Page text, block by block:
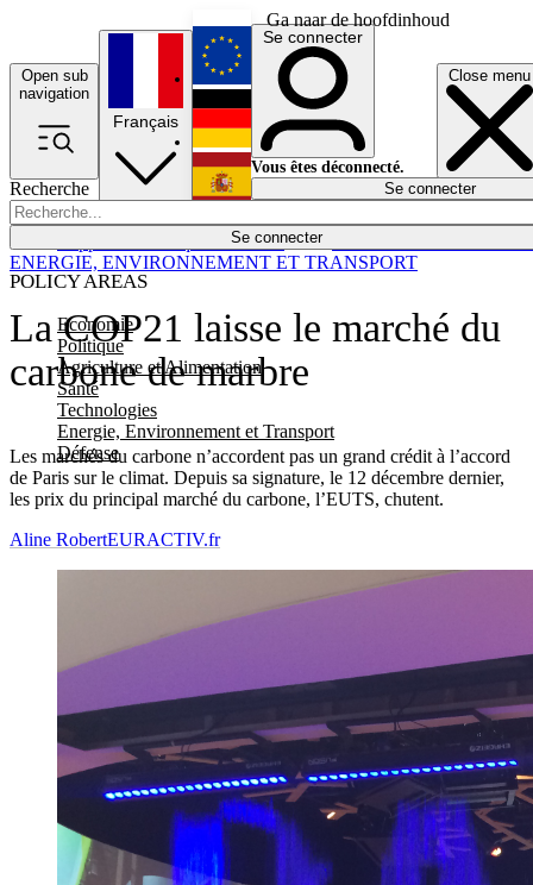
Ga naar de hoofdinhoud
Open sub
navigation
Close menu
Recherche
Se connecter
POLICY AREAS
Economie
Politique
Agriculture et Alimentation
Santé
Technologies
Energie, Environnement et Transport
Défense
Économie
Français
English
Deutsch
Español
Se connecter
Vous êtes déconnecté.
Se connecter
La COP21 laisse le marché du
carbone de marbre
Les marchés du carbone n’accordent pas un grand crédit à l’accord
de Paris sur le climat. Depuis sa signature, le 12 décembre dernier,
les prix du principal marché du carbone, l’EUTS, chutent.
ENERGIE, ENVIRONNEMENT ET TRANSPORT
Aline RobertEURACTIV.fr